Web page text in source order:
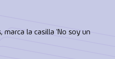
la casilla 'No soy un